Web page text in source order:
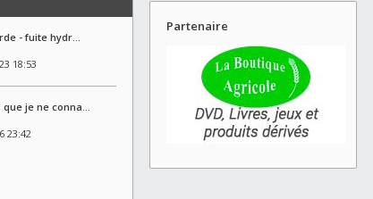
- fuite hydr…
18:53
que je ne conna…
23:42
Partenaire